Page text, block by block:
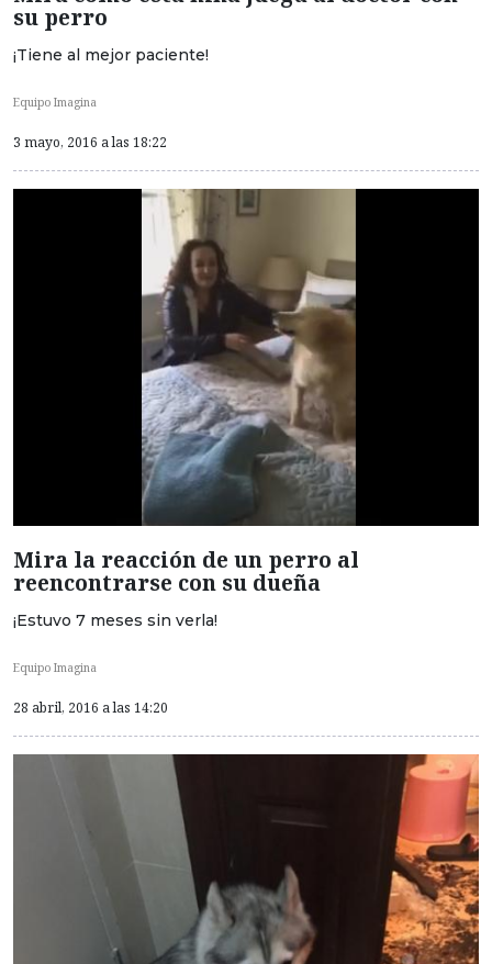
su perro
¡Tiene al mejor paciente!
Equipo Imagina
3 mayo, 2016 a las 18:22
Mira la reacción de un perro al
reencontrarse con su dueña
¡Estuvo 7 meses sin verla!
Equipo Imagina
28 abril, 2016 a las 14:20